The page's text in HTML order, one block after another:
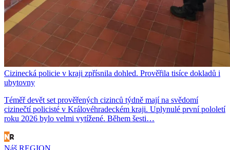
Cizinecká policie v kraji zpřísnila dohled. Prověřila tisíce dokladů i
ubytovny
Téměř devět set prověřených cizinců týdně mají na svědomí
cizinečtí policisté v Královéhradeckém kraji. Uplynulé první pololetí
roku 2026 bylo velmi vytížené. Během šesti…
Náš REGION